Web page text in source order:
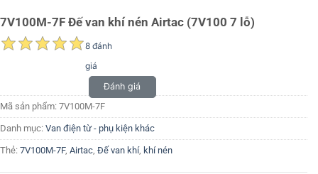
7V100M-7F Đế van khí nén Airtac (7V100 7 lỗ)
8 đánh
giá
Đánh giá
Mã sản phẩm: 7V100M-7F
Danh mục: Van điện từ - phụ kiện khác
Thẻ: 7V100M-7F, Airtac, Đế van khí, khí nén